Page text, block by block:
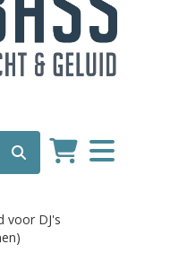
Toggle
navigation
voor DJ's